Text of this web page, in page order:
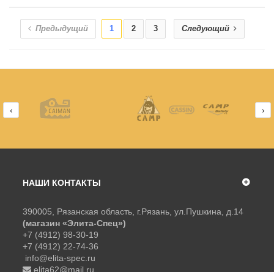
Предыдущий 1 2 3 Следующий
‹ ›
НАШИ КОНТАКТЫ
390005, Рязанская область, г.Рязань, ул.Пушкина, д.14
(магазин «Элита-Спец»)
+7 (4912) 98-30-19
+7 (4912) 22-74-36
info@elita-spec.ru
elita62@mail.ru